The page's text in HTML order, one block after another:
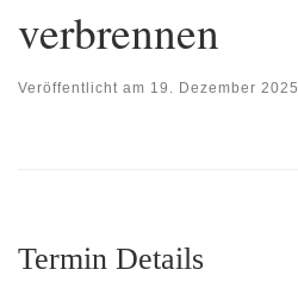
verbrennen
Veröffentlicht am 19. Dezember 2025
Termin Details